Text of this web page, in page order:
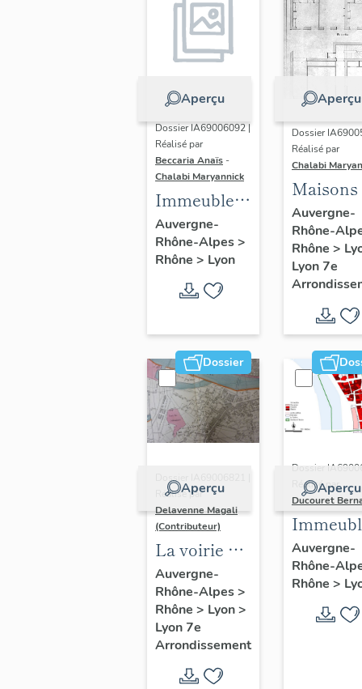
Aperçu
Dossier IA69006092 |
Réalisé par
Beccaria Anaïs -
Chalabi Maryannick
Immeubles
des Années
Trente de la
rive gauche
Auvergne-
Rhône-Alpes>
Rhône > Lyon
Aperçu
Dossier
Réalisé par
Chalabi
Maisons
Auvergne-
Rhône-
Rhône >
Lyon 7e
Dossier
Aperçu
Dossier IA69006821 |
Réalisé par
Delavenne Magali
(Contributeur)
La voirie du
secteur
d'étude
"Saint-
André"
(Lyon 7e)
Auvergne-
Rhône-Alpes>
Rhône > Lyon>
Lyon 7e
Arrondissement
Aperçu
Dossier
Réalisé par
Ducouret
du
Saint-
Auvergne-
Rhône-
Rhône >